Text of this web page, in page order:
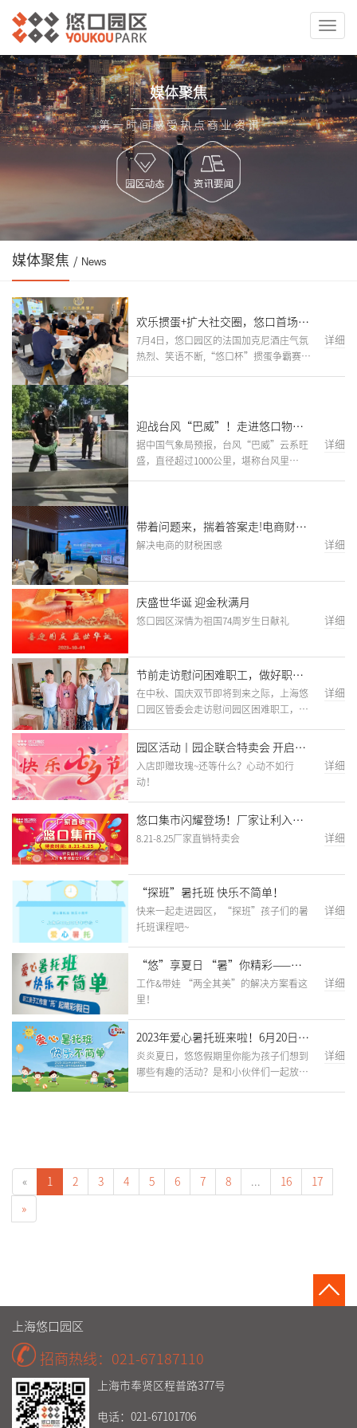
切
导
媒体聚焦
第 一 时 间 感 受 热 点 商 业 资 讯
媒体聚焦 / News
欢乐掼蛋+扩大社交圈，悠口首场掼
蛋赛带来双重惊喜！
7月4日，悠口园区的法国加克尼酒庄气氛
热烈、笑语不断,“悠口杯”掼蛋争霸赛正
详细
迎战台风“巴威”！走进悠口物业
筑起的“安全屏障”
据中国气象局预报，台风“巴威”云系旺
盛，直径超过1000公里，堪称台风里
详细
带着问题来，揣着答案走!电商财税
困惑，这场沙龙全拆解透啦
解决电商的财税困惑 详细
庆盛世华诞 迎金秋满月
悠口园区深情为祖国74周岁生日献礼 详细
节前走访慰问困难职工，做好职
工“娘家人”！
在中秋、国庆双节即将到来之际，上海悠
口园区管委会走访慰问园区困难职工，把
详细
园区活动丨园企联合特卖会 开启浪
漫好时光
入店即赠玫瑰~还等什么？心动不如行
动！
详细
悠口集市闪耀登场！厂家让利入店
8.21-8.25厂家直销特卖会 详细
“探班”暑托班 快乐不简单！
快来一起走进园区，“探班”孩子们的暑
托班课程吧~
详细
“悠”享夏日 “暑”你精彩——爱
心暑托班开班啦~
工作&带娃 “两全其美”的解决方案看这
里！
详细
2023年爱心暑托班来啦！6月20日开
启报名！
炎炎夏日，悠悠假期里你能为孩子们想到
哪些有趣的活动？是和小伙伴们一起放纸
详细
« 1 2 3 4 5 6 7 8 ... 16 17
»
上海悠口园区
招商热线：021-67187110
上海市奉贤区程普路377号
电话：021-67101706